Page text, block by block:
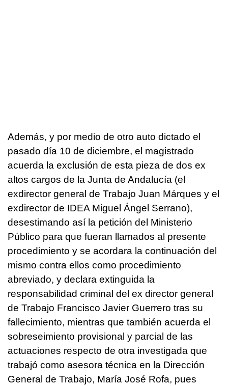
Además, y por medio de otro auto dictado el
pasado día 10 de diciembre, el magistrado
acuerda la exclusión de esta pieza de dos ex
altos cargos de la Junta de Andalucía (el
exdirector general de Trabajo Juan Márques y el
exdirector de IDEA Miguel Ángel Serrano),
desestimando así la petición del Ministerio
Público para que fueran llamados al presente
procedimiento y se acordara la continuación del
mismo contra ellos como procedimiento
abreviado, y declara extinguida la
responsabilidad criminal del ex director general
de Trabajo Francisco Javier Guerrero tras su
fallecimiento, mientras que también acuerda el
sobreseimiento provisional y parcial de las
actuaciones respecto de otra investigada que
trabajó como asesora técnica en la Dirección
General de Trabajo, María José Rofa, pues